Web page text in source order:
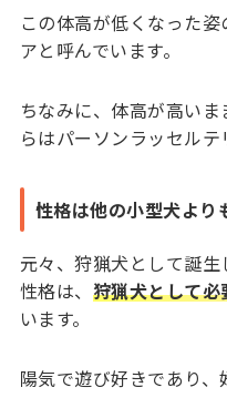
この体高が低くなった
アと呼んでいます。
ちなみに、体高が高い
らはパーソンラッセルテ
性格は他の小型犬より
元々、狩猟犬として誕
性格は、 狩猟犬として
います。
陽気で遊び好きであり、